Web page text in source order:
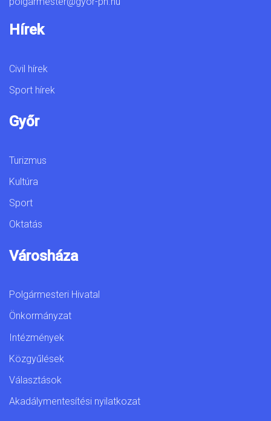
Hírek
Civil hírek
Sport hírek
Győr
Turizmus
Kultúra
Sport
Oktatás
Városháza
Polgármesteri Hivatal
Önkormányzat
Intézmények
Közgyűlések
Választások
Akadálymentesítési nyilatkozat